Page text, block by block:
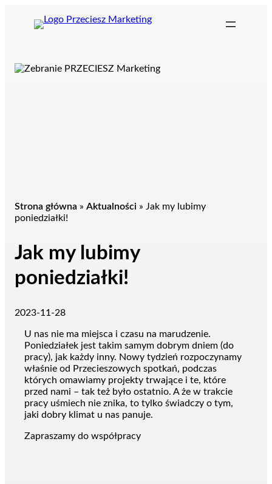
Strona główna » Aktualności » Jak my lubimy
poniedziałki!
Jak my lubimy
poniedziałki!
2023-11-28
U nas nie ma miejsca i czasu na marudzenie.
Poniedziałek jest takim samym dobrym dniem (do
pracy), jak każdy inny. Nowy tydzień rozpoczynamy
właśnie od Przecieszowych spotkań, podczas
których omawiamy projekty trwające i te, które
przed nami – tak też było ostatnio. A że w trakcie
pracy uśmiech nie znika, to tylko świadczy o tym,
jaki dobry klimat u nas panuje.
Zapraszamy do współpracy